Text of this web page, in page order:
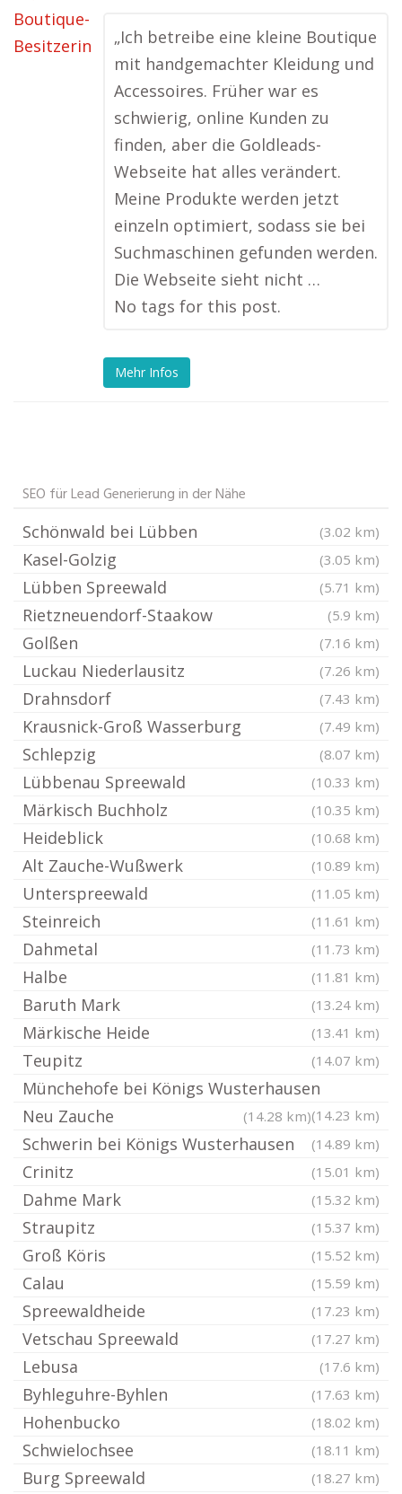
„Ich betreibe eine kleine Boutique
mit handgemachter Kleidung und
Accessoires. Früher war es
schwierig, online Kunden zu
finden, aber die Goldleads-
Webseite hat alles verändert.
Meine Produkte werden jetzt
einzeln optimiert, sodass sie bei
Suchmaschinen gefunden werden.
Die Webseite sieht nicht …
No tags for this post.
Mehr Infos
SEO für Lead Generierung in der Nähe
Schönwald bei Lübben (3.02 km)
Kasel-Golzig (3.05 km)
Lübben Spreewald (5.71 km)
Rietzneuendorf-Staakow (5.9 km)
Golßen (7.16 km)
Luckau Niederlausitz (7.26 km)
Drahnsdorf (7.43 km)
Krausnick-Groß Wasserburg (7.49 km)
Schlepzig (8.07 km)
Lübbenau Spreewald (10.33 km)
Märkisch Buchholz (10.35 km)
Heideblick (10.68 km)
Alt Zauche-Wußwerk (10.89 km)
Unterspreewald (11.05 km)
Steinreich (11.61 km)
Dahmetal (11.73 km)
Halbe (11.81 km)
Baruth Mark (13.24 km)
Märkische Heide (13.41 km)
Teupitz (14.07 km)
Münchehofe bei Königs Wusterhausen
(14.23 km)
Neu Zauche (14.28 km)
Schwerin bei Königs Wusterhausen (14.89 km)
Crinitz (15.01 km)
Dahme Mark (15.32 km)
Straupitz (15.37 km)
Groß Köris (15.52 km)
Calau (15.59 km)
Spreewaldheide (17.23 km)
Vetschau Spreewald (17.27 km)
Lebusa (17.6 km)
Byhleguhre-Byhlen (17.63 km)
Hohenbucko (18.02 km)
Schwielochsee (18.11 km)
Burg Spreewald (18.27 km)